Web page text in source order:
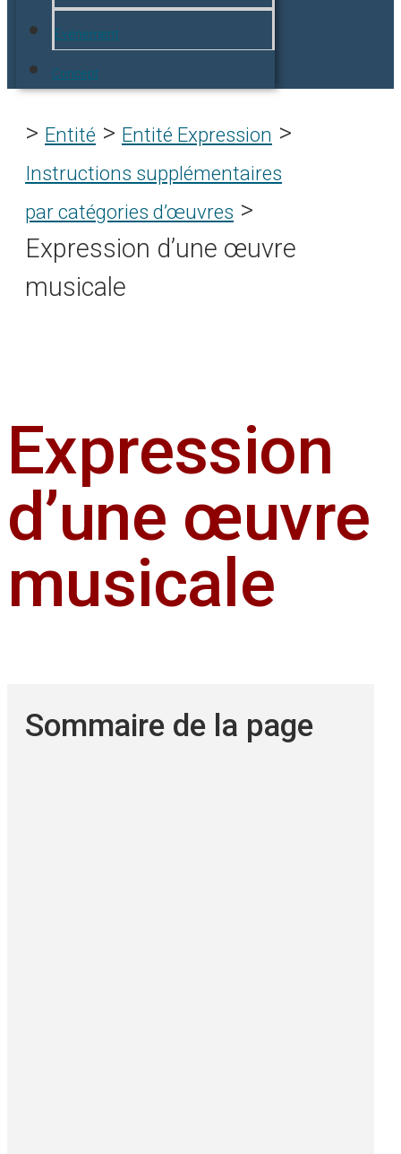
Événement
Concept
Entité > Entité Expression >
Instructions supplémentaires
par catégories d’œuvres >
Expression d’une œuvre
musicale
Expression
d’une œuvre
musicale
Sommaire de la page